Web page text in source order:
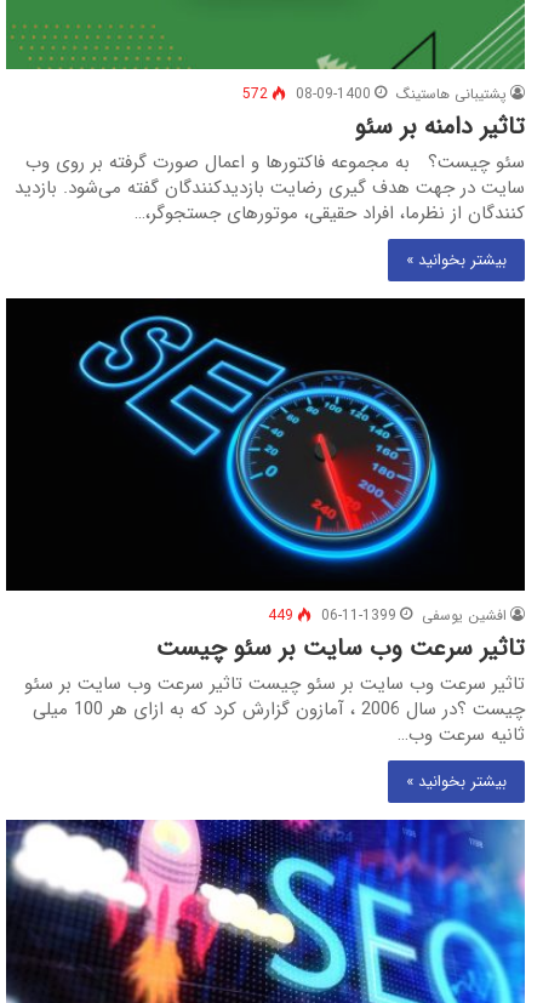
پشتیبانی هاستینگ 08-09-1400
572
تاثیر دامنه بر سئو
سئو چیست؟ به مجموعه فاکتورها و اعمال صورت گرفته بر روی وب
سایت در جهت هدف ‌گیری رضایت بازدیدکنندگان گفته می‌شود. بازدید
کنندگان از نظرما، افراد حقیقی، موتورهای جستجوگر،…
بیشتر بخوانید »
افشین یوسفی 06-11-1399
449
تاثیر سرعت وب سایت بر سئو چیست
تاثیر سرعت وب سایت بر سئو چیست تاثیر سرعت وب سایت بر سئو
چیست ؟در سال 2006 ، آمازون گزارش کرد که به ازای هر 100 میلی
ثانیه سرعت وب…
بیشتر بخوانید »